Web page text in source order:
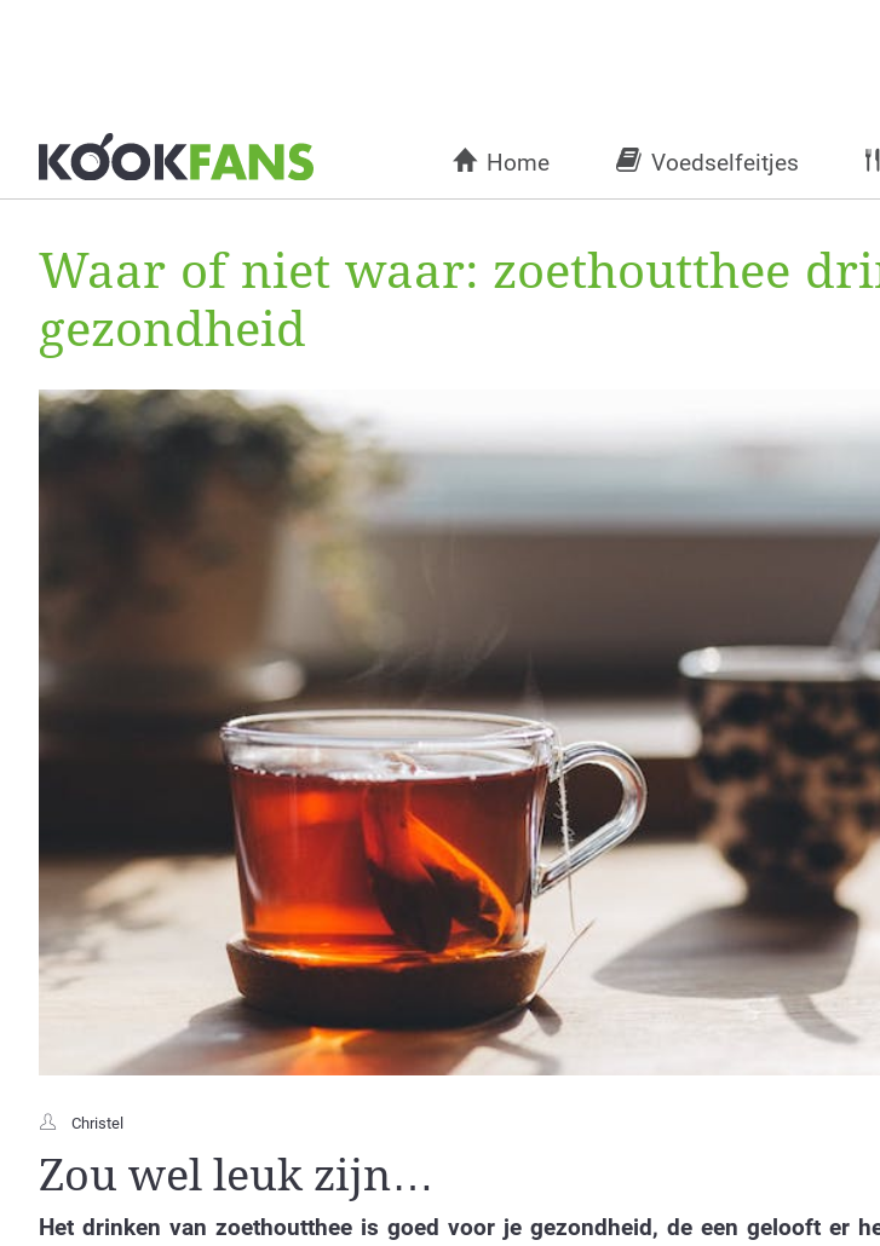
Home Voedselfeitjes
Waar of niet waar: zoethoutthee
gezondheid
Christel
Zou wel leuk zijn…
Het drinken van zoethoutthee is goed voor je gezondheid, de een gelooft er